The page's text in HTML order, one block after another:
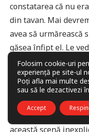
constatarea că nu
din tavan. Mai
avea să urmărească
găsea înfipt el. Le
Nu-l mai așteptă pe
lame care se
la podea precum
tăiate, toate
erau ca al șaptelea
această scenă
Folosim cookie-uri
experiență pe site-ul
Poți afla mai multe
sau să le dezactivezi în
Accept